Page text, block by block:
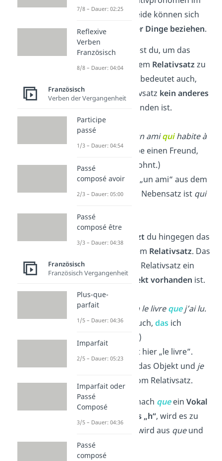
Französischen. Beide können sich
aufPersonen oder Dinge beziehen.
Quiverwendest du, um das
Subjektin einem Relativsatzzu
. Das bedeutet auch,
dass im Relativsatz kein anderes
vorhanden ist.
Beispiel: J’ai un amiquihabite à
Paris.(Ich habe einen Freund,
der
in Paris wohnt.)
→Quiersetzt „un ami“ aus dem
Hauptsatz. Im Nebensatz ist qui
ersetzt du hingegen das
in einem Relativsatz. Das
heißt, dass im Relativsatz ein
anderes Subjekt vorhanden ist.
Beispiel: Voilà le livrequej’ai lu.
(Das ist das Buch, dasich
gelesen habe.)
ersetzt hier„le livre”.
das Objektund je
vom Relativsatz.
Wichtig:
Kommt nach queein Vokal
stummes „h“, wird es zu
. Zum Beispiel wird aus queund
elle—
7/8 – Dauer: 02:25
Reflexive
Verben
Französisch
8/8 – Dauer: 04:04
Französisch
Verben der Vergangenheit
Participe
passé
1/3 – Dauer: 04:54
Passé
composé avoir
2/3 – Dauer: 05:00
Passé
composé être
3/3 – Dauer: 04:38
Französisch
Französisch Vergangenheit
Plus-que-
parfait
1/5 – Dauer: 04:36
Imparfait
2/5 – Dauer: 05:23
Imparfait oder
Passé
Composé
3/5 – Dauer: 04:36
Passé
composé